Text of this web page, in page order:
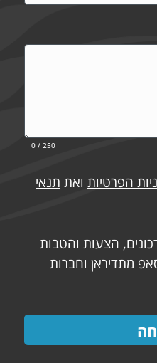
0 / 250
הפרטיות ואת תנאי
הצעות והטבות
מתדיראן וחברות